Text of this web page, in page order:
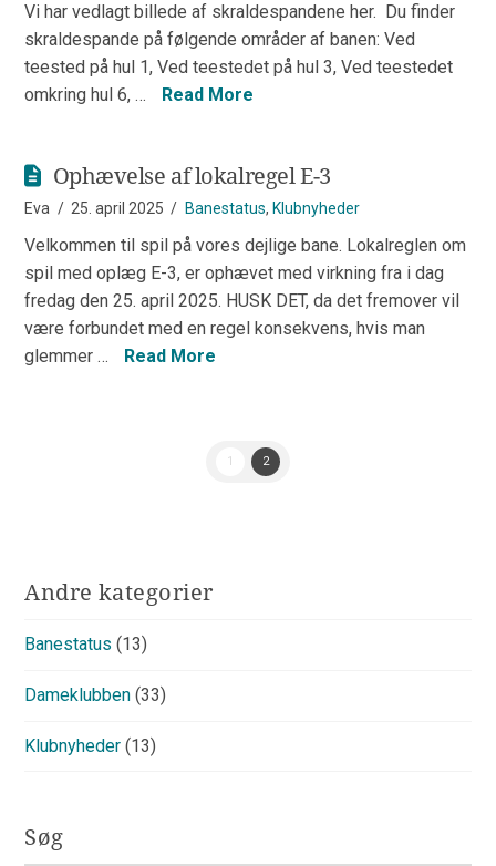
Vi har vedlagt billede af skraldespandene her. Du finder
skraldespande på følgende områder af banen: Ved
teested på hul 1, Ved teestedet på hul 3, Ved teestedet
omkring hul 6, …
Read More
Ophævelse af lokalregel E-3
Eva 25. april 2025 Banestatus, Klubnyheder
Velkommen til spil på vores dejlige bane. Lokalreglen om
spil med oplæg E-3, er ophævet med virkning fra i dag
fredag den 25. april 2025. HUSK DET, da det fremover vil
være forbundet med en regel konsekvens, hvis man
glemmer …
Read More
1 2
Andre kategorier
Banestatus (13)
Dameklubben (33)
Klubnyheder (13)
Søg